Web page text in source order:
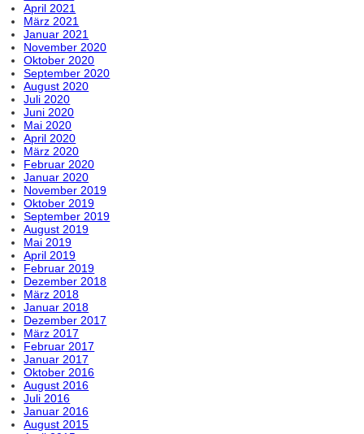
April 2021
März 2021
Januar 2021
November 2020
Oktober 2020
September 2020
August 2020
Juli 2020
Juni 2020
Mai 2020
April 2020
März 2020
Februar 2020
Januar 2020
November 2019
Oktober 2019
September 2019
August 2019
Mai 2019
April 2019
Februar 2019
Dezember 2018
März 2018
Januar 2018
Dezember 2017
März 2017
Februar 2017
Januar 2017
Oktober 2016
August 2016
Juli 2016
Januar 2016
August 2015